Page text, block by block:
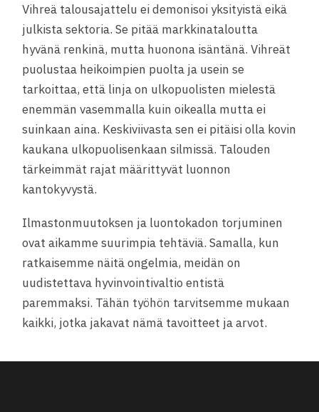
Vihreä talousajattelu ei demonisoi yksityistä eikä
julkista sektoria. Se pitää markkinataloutta
hyvänä renkinä, mutta huonona isäntänä. Vihreät
puolustaa heikoimpien puolta ja usein se
tarkoittaa, että linja on ulkopuolisten mielestä
enemmän vasemmalla kuin oikealla mutta ei
suinkaan aina. Keskiviivasta sen ei pitäisi olla kovin
kaukana ulkopuolisenkaan silmissä. Talouden
tärkeimmät rajat määrittyvät luonnon
kantokyvystä.
Ilmastonmuutoksen ja luontokadon torjuminen
ovat aikamme suurimpia tehtäviä. Samalla, kun
ratkaisemme näitä ongelmia, meidän on
uudistettava hyvinvointivaltio entistä
paremmaksi. Tähän työhön tarvitsemme mukaan
kaikki, jotka jakavat nämä tavoitteet ja arvot.